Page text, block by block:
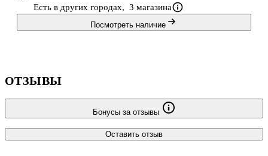
Есть в других городах, 3 магазина
Посмотреть наличие
ОТЗЫВЫ
Бонусы за отзывы
Оставить отзыв